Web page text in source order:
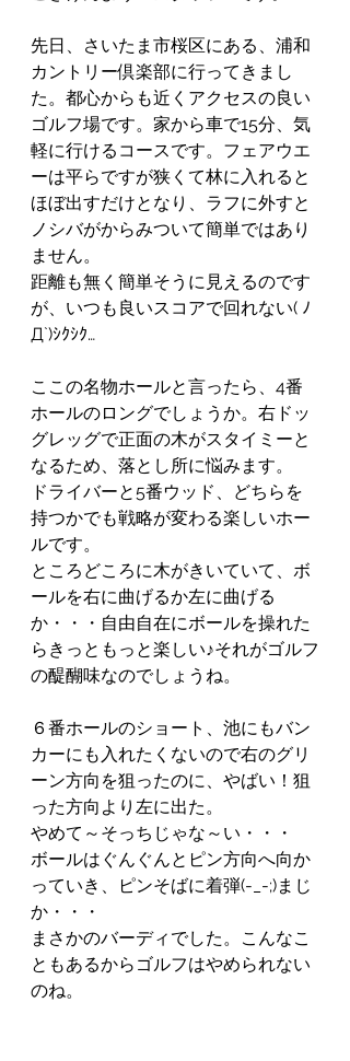
先日、さいたま市桜区にある、浦和
カントリー倶楽部に行ってきまし
た。都心からも近くアクセスの良い
ゴルフ場です。家から車で15分、気
軽に行けるコースです。フェアウエ
ーは平らですが狭くて林に入れると
ほぼ出すだけとなり、ラフに外すと
ノシバがからみついて簡単ではあり
ません。
距離も無く簡単そうに見えるのです
が、いつも良いスコアで回れない( ﾉ
Д`)ｼｸｼｸ…
ここの名物ホールと言ったら、4番
ホールのロングでしょうか。右ドッ
グレッグで正面の木がスタイミーと
なるため、落とし所に悩みます。
ドライバーと5番ウッド、どちらを
持つかでも戦略が変わる楽しいホー
ルです。
ところどころに木がきいていて、ボ
ールを右に曲げるか左に曲げる
か・・・自由自在にボールを操れた
らきっともっと楽しい♪それがゴルフ
の醍醐味なのでしょうね。
６番ホールのショート、池にもバン
カーにも入れたくないので右のグリ
ーン方向を狙ったのに、やばい！狙
った方向より左に出た。
やめて～そっちじゃな～い・・・
ボールはぐんぐんとピン方向へ向か
っていき、ピンそばに着弾(-_-;)まじ
か・・・
まさかのバーディでした。こんなこ
ともあるからゴルフはやめられない
のね。